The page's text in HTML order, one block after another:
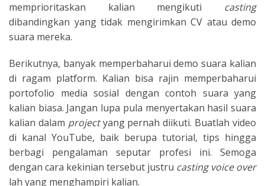
memprioritaskan kalian mengikuti casting
dibandingkan yang tidak mengirimkan CV atau demo
suara mereka.
Berikutnya, banyak memperbaharui demo suara kalian
di ragam platform. Kalian bisa rajin memperbaharui
portofolio media sosial dengan contoh suara yang
kalian biasa. Jangan lupa pula menyertakan hasil suara
kalian dalam projectyang pernah diikuti. Buatlah video
di kanal YouTube, baik berupa tutorial, tips hingga
berbagi pengalaman seputar profesi ini. Semoga
dengan cara kekinian tersebut justru casting voice over
lah yang menghampiri kalian.